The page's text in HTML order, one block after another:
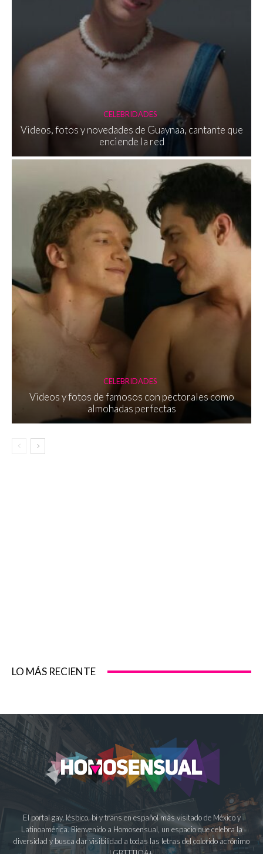
CELEBRIDADES
Videos, fotos y novedades de Guaynaa, cantante que
enciende la red
CELEBRIDADES
Videos y fotos de famosos con pectorales como
almohadas perfectas
LO MÁS RECIENTE
El portal gay, lésbico, bi y trans en español más visitado de México y
Latinoamérica. Bienvenido a Homosensual, un espacio que celebra la
diversidad y busca dar visibilidad a todas las letras del colorido acrónimo